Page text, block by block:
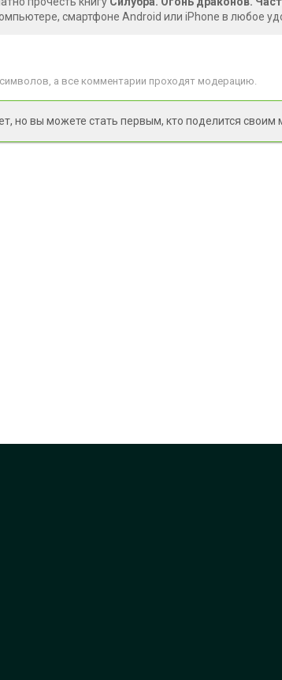
смартфоне Android или iPhone в любое
а все комментарии проходят модерацию.
но вы можете стать первым, кто поделится своим